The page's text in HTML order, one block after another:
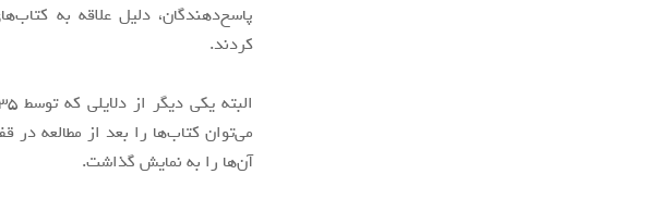
پاسخ‌دهندگان، دلیل علاقه به
کردند.
می‌توان کتاب‌ها را بعد از مطالعه
آن‌ها را به نمایش گذاشت.